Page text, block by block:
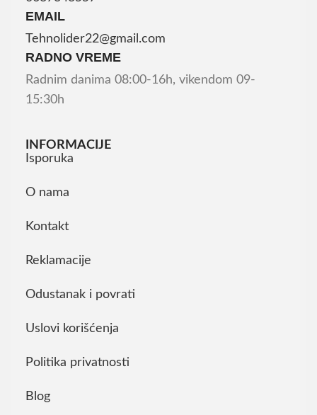
EMAIL
Tehnolider22@gmail.com
RADNO VREME
Radnim danima 08:00-16h, vikendom 09-
15:30h
INFORMACIJE
Isporuka
O nama
Kontakt
Reklamacije
Odustanak i povrati
Uslovi korišćenja
Politika privatnosti
Blog